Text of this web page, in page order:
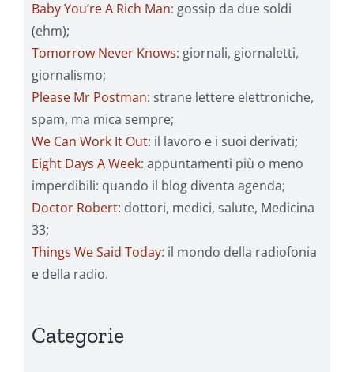
Baby You’re A Rich Man: gossip da due soldi
(ehm);
Tomorrow Never Knows: giornali, giornaletti,
giornalismo;
Please Mr Postman: strane lettere elettroniche,
spam, ma mica sempre;
We Can Work It Out: il lavoro e i suoi derivati;
Eight Days A Week: appuntamenti più o meno
imperdibili: quando il blog diventa agenda;
Doctor Robert: dottori, medici, salute, Medicina
33;
Things We Said Today: il mondo della radiofonia
e della radio.
Categorie